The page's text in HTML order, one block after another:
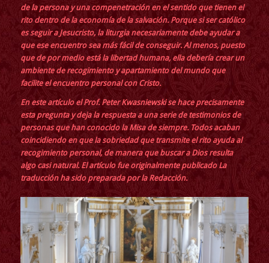
de la persona y una compenetración en el sentido que tienen el
rito dentro de la economía de la salvación. Porque si ser católico
es seguir a Jesucristo, la liturgia necesariamente debe ayudar a
que ese encuentro sea más fácil de conseguir. Al menos, puesto
que de por medio está la libertad humana, ella debería crear un
ambiente de recogimiento y apartamiento del mundo que
facilite el encuentro personal con Cristo.
En este artículo el Prof. Peter Kwasniewski se hace precisamente
esta pregunta y deja la respuesta a una serie de testimonios de
personas que han conocido la Misa de siempre. Todos acaban
coincidiendo en que la sobriedad que transmite el rito ayuda al
recogimiento personal, de manera que buscar a Dios resulta
algo casi natural. El artículo fue originalmente publicado La
traducción ha sido preparada por la Redacción.